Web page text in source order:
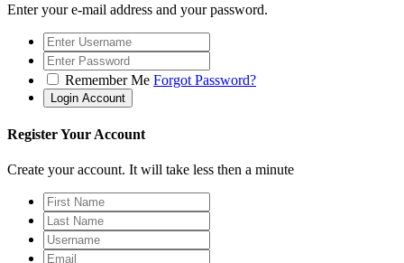
Enter your e-mail address and your password.
Remember Me Forgot Password?
Register Your Account
Create your account. It will take less then a minute